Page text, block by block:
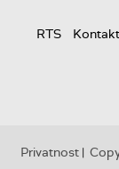
RTS
Kontakt
Privatnost|